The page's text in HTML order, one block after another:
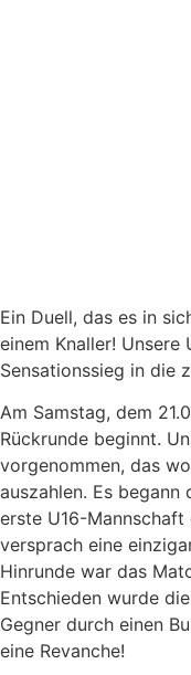
Ein Duell, das es in
einem Knaller! Unsere
Sensationssieg in die
Am Samstag, dem
Rückrunde beginnt.
vorgenommen, das
auszahlen. Es
erste U16-
versprach eine
Hinrunde war das
Entschieden wurde
Gegner durch einen
eine Revanche!